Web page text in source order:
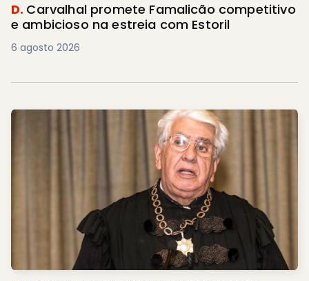
D. Carvalhal promete Famalicão competitivo
e ambicioso na estreia com Estoril
6 agosto 2026